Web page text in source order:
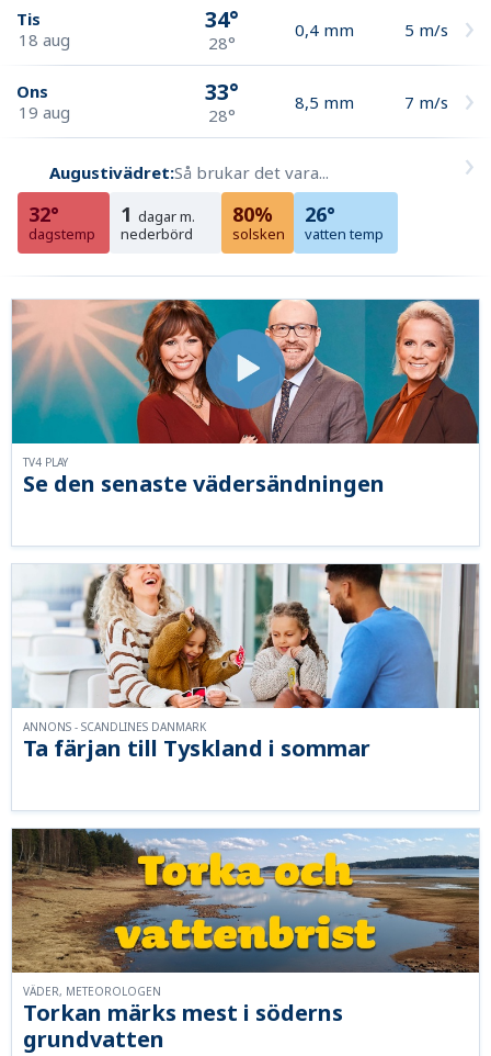
Tis
18 aug
34°
28°
0,4 mm 5 m/s
Ons
19 aug
33°
28°
8,5 mm 7 m/s
Augustivädret:Så brukar det vara...
32°
dagstemp
1 dagar m.
nederbörd
80%
solsken
26°
vatten temp
Se den senaste vädersändningen
TV4 PLAY
Ta färjan till Tyskland i sommar
ANNONS - SCANDLINES DANMARK
Torkan märks mest i söderns
grundvatten
VÄDER, METEOROLOGEN